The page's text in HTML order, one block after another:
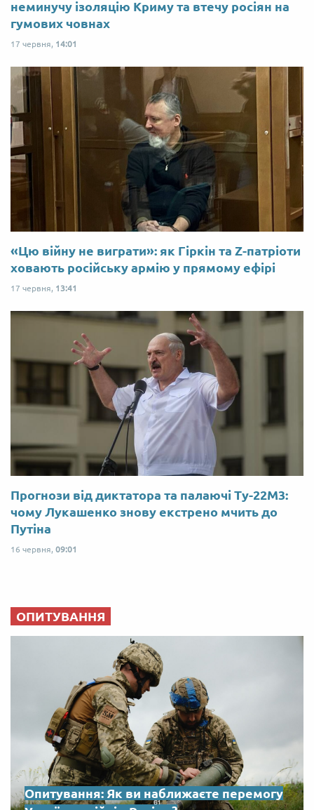
неминучу ізоляцію Криму та втечу росіян на
гумових човнах
17 червня, 14:01
«Цю війну не виграти»: як Гіркін та Z-патріоти
ховають російську армію у прямому ефірі
17 червня, 13:41
Прогнози від диктатора та палаючі Ту-22М3:
чому Лукашенко знову екстрено мчить до
Путіна
16 червня, 09:01
ОПИТУВАННЯ
Опитування: Як ви наближаєте перемогу